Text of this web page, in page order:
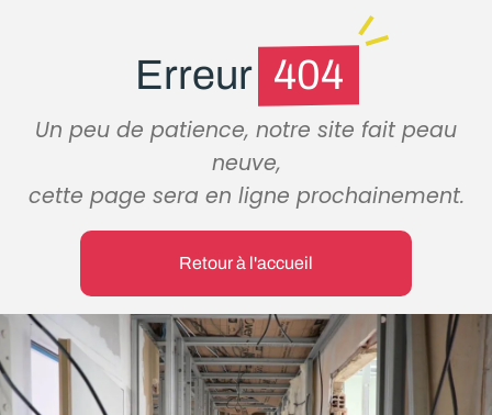
Erreur 404
Un peu de patience, notre site fait peau
neuve,
cette page sera en ligne prochainement.
Retour à l'accueil